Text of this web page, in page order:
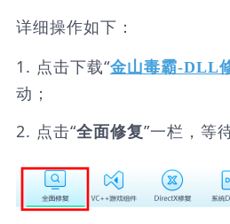
详细操作如下：
1. 点击下载“金山毒霸-DLL
动；
2. 点击“全面修复”一栏，等